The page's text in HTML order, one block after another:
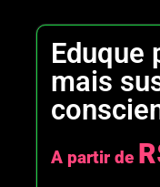
Eduque
mais
A partir de